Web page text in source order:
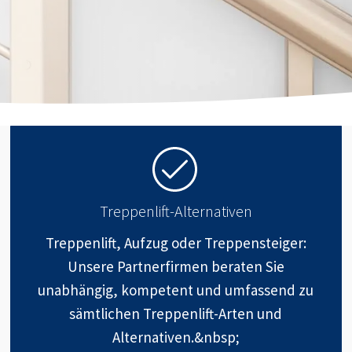
Treppenlift-Alternativen
Treppenlift, Aufzug oder Treppensteiger:
Unsere Partnerfirmen beraten Sie
unabhängig, kompetent und umfassend zu
sämtlichen Treppenlift-Arten und
Alternativen.&nbsp;